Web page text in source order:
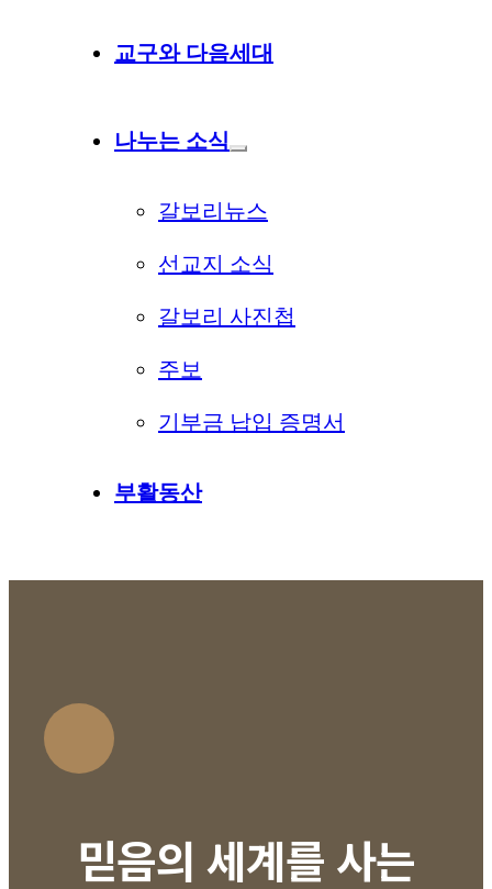
교구와 다음세대
나누는 소식
갈보리뉴스
선교지 소식
갈보리 사진첩
주보
기부금 납입 증명서
부활동산
믿음의 세계를 사는